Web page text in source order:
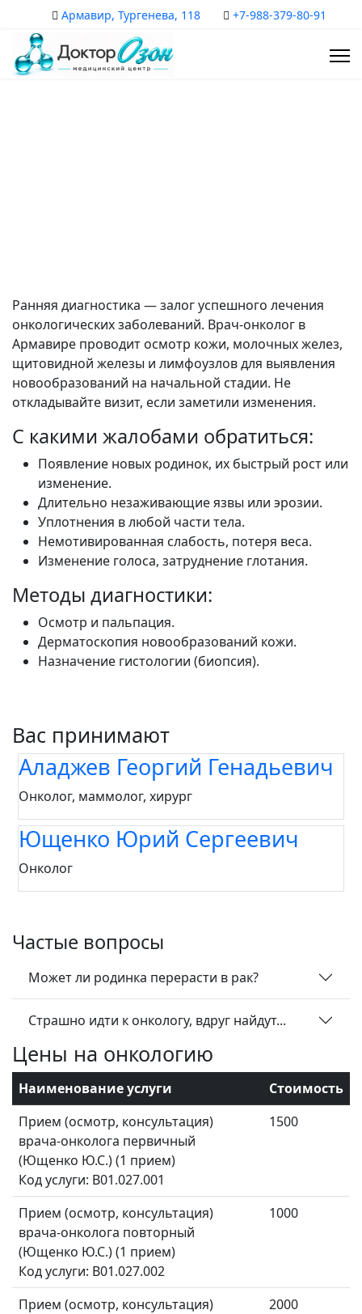
Армавир, Тургенева, 118 +7-988-379-80-91
Ранняя диагностика — залог успешного лечения
онкологических заболеваний. Врач-онколог в
Армавире проводит осмотр кожи, молочных желез,
щитовидной железы и лимфоузлов для выявления
новообразований на начальной стадии. Не
откладывайте визит, если заметили изменения.
С какими жалобами обратиться:
Появление новых родинок, их быстрый рост или
изменение.
Длительно незаживающие язвы или эрозии.
Уплотнения в любой части тела.
Немотивированная слабость, потеря веса.
Изменение голоса, затруднение глотания.
Методы диагностики:
Осмотр и пальпация.
Дерматоскопия новообразований кожи.
Назначение гистологии (биопсия).
Вас принимают
Аладжев Георгий Генадьевич
Онколог, маммолог, хирург
Ющенко Юрий Сергеевич
Онколог
Частые вопросы
Может ли родинка перерасти в рак?
Страшно идти к онкологу, вдруг найдут...
Цены на онкологию
Наименование услуги
Стоимость
Прием (осмотр, консультация)
врача-онколога первичный
(Ющенко Ю.С.) (1 прием)
Код услуги: B01.027.001
1500
Прием (осмотр, консультация)
врача-онколога повторный
(Ющенко Ю.С.) (1 прием)
Код услуги: B01.027.002
1000
Прием (осмотр, консультация)
2000